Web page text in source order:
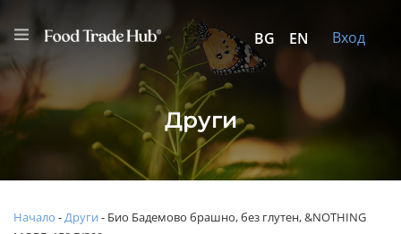
BG EN Вход
Други
Начало -Други - Био Бадемово брашно, без глутен, &NOTHING